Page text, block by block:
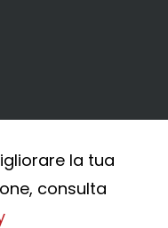
Policyla tua
consulta